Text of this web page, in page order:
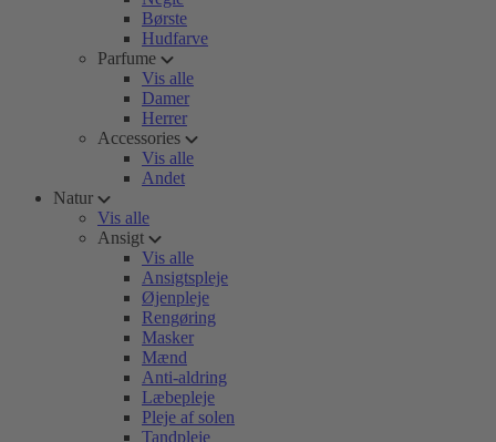
Børste
Hudfarve
Parfume
Vis alle
Damer
Herrer
Accessories
Vis alle
Andet
Natur
Vis alle
Ansigt
Vis alle
Ansigtspleje
Øjenpleje
Rengøring
Masker
Mænd
Anti-aldring
Læbepleje
Pleje af solen
Tandpleje